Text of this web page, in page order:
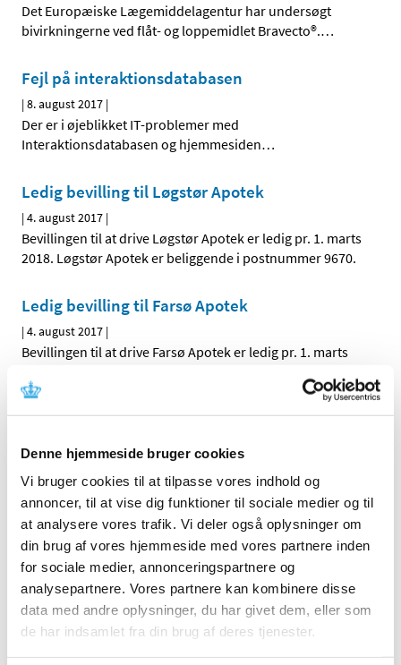
Denne hjemmeside bruger cookies
Vi bruger cookies til at tilpasse vores indhold og
annoncer, til at vise dig funktioner til sociale medier og til
at analysere vores trafik. Vi deler også oplysninger om
din brug af vores hjemmeside med vores partnere inden
for sociale medier, annonceringspartnere og
analysepartnere. Vores partnere kan kombinere disse
data med andre oplysninger, du har givet dem, eller som
de har indsamlet fra din brug af deres tjenester.
Det Europæiske Lægemiddelagentur har undersøgt
bivirkningerne ved flåt- og loppemidlet Bravecto®.…
Fejl på interaktionsdatabasen
|8. august 2017 |
Der er i øjeblikket IT-problemer med
Interaktionsdatabasen og hjemmesiden…
Ledig bevilling til Løgstør Apotek
|4. august 2017 |
Bevillingen til at drive Løgstør Apotek er ledig pr. 1. marts
2018. Løgstør Apotek er beliggende i postnummer 9670.
Ledig bevilling til Farsø Apotek
|4. august 2017 |
Bevillingen til at drive Farsø Apotek er ledig pr. 1. marts
Trimbow® får generelt klausuleret tilskud
|3. august 2017
Lægemiddelstyrelsen har besluttet, at Trimbow med
virkning fra den 14. august 2017 skal have generelt
Pergoveris i fyldt pen® får generelt tilskud
| 3. august 2017
Lægemiddelstyrelsen har besluttet, at Pergoveris i fyldt
pen skal have generelt tilskud. Pergoveris i fyldt pen…
Endnu et parti forfalskede pakninger af